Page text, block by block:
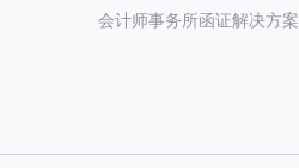
会计师事务所函证解决方案